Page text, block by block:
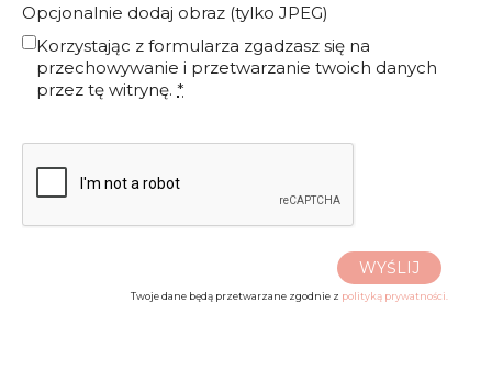
Opcjonalnie dodaj obraz (tylko JPEG)
Korzystając z formularza zgadzasz się na
przechowywanie i przetwarzanie twoich danych
przez tę witrynę. *
WYŚLIJ
Twoje dane będą przetwarzane zgodnie z polityką prywatności.